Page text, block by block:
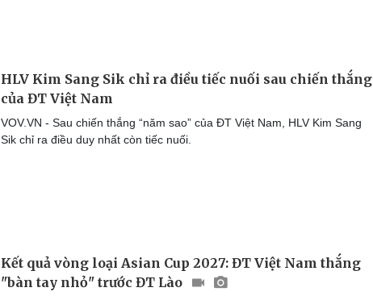
HLV Kim Sang Sik chỉ ra điều tiếc nuối sau chiến thắng
của ĐT Việt Nam
VOV.VN - Sau chiến thắng “năm sao” của ĐT Việt Nam, HLV Kim Sang
Sik chỉ ra điều duy nhất còn tiếc nuối.
Kết quả vòng loại Asian Cup 2027: ĐT Việt Nam thắng
"bàn tay nhỏ" trước ĐT Lào